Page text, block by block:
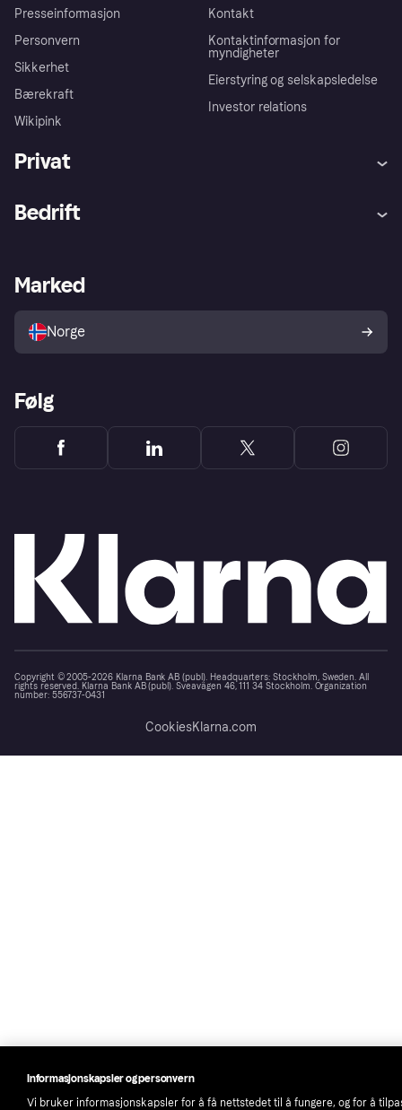
Presseinformasjon
Personvern
Sikkerhet
Bærekraft
Wikipink
Kontakt
Kontaktinformasjon for
myndigheter
Eierstyring og selskapsledelse
Investor relations
Privat
Utforsk butikker
Bedrift
Merchant portal
Marked
Norge
Følg
Copyright © 2005-2026 Klarna Bank AB (publ). Headquarters: Stockholm, Sweden. All
rights reserved. Klarna Bank AB (publ). Sveavägen 46, 111 34 Stockholm. Organization
number: 556737-0431
CookiesKlarna.com
Informasjonskapsler og personvern
Vi bruker informasjonskapsler for å få nettstedet til å fungere, og for å